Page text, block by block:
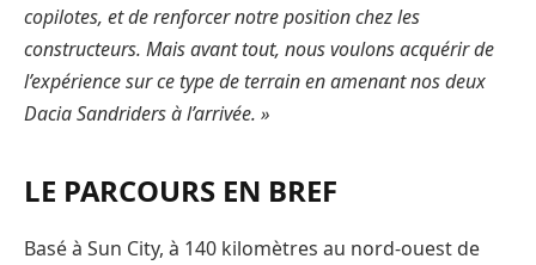
copilotes, et de renforcer notre position chez les
constructeurs. Mais avant tout, nous voulons acquérir de
l’expérience sur ce type de terrain en amenant nos deux
Dacia Sandriders à l’arrivée. »
LE PARCOURS EN BREF
Basé à Sun City, à 140 kilomètres au nord-ouest de